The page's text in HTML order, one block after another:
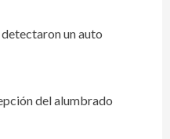
un auto
del alumbrado